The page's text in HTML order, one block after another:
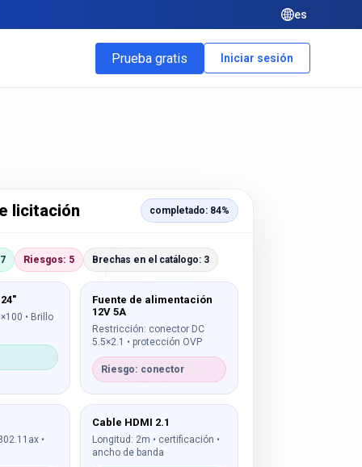
es
Prueba gratis Iniciar sesión
licitación completado: 84%
Riesgos: 5 Brechas en el catálogo: 3
• Brillo
Fuente de alimentación
12V 5A
Restricción: conector DC
5.5×2.1 • protección OVP
Riesgo: conector
•
Cable HDMI 2.1
Longitud: 2m • certificación •
ancho de banda